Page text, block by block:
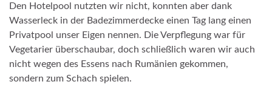
Den Hotelpool nutzten wir nicht, konnten aber dank
Wasserleck in der Badezimmerdecke einen Tag lang einen
Privatpool unser Eigen nennen. Die Verpflegung war für
Vegetarier überschaubar, doch schließlich waren wir auch
nicht wegen des Essens nach Rumänien gekommen,
sondern zum Schach spielen.